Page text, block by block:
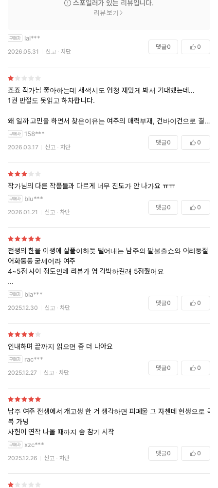
스포일러가 있는 리뷰입니다.
리뷰 보기
lal***
2026.05.31 신고 차단
댓글0 0
죠죠 작가님 좋아하는데 새색시도 엄청 재밌게 봐서 기대했는데...
1권 반절도 못읽고 하차합니다.
왜 일까 고민을 하면서 찾은이유는 여주의 매력부재, 건바이건으로 결론
이 미리 나와서가 아닌가 싶어요.
사건/상황이 있을때 뭔가 상상할수 있는 문체가 아니라 '이래서 그런거야'
라고 결론을 주니까 흥미가 일도 안생기네요..
새색시나 다시읽으로 가야겠어요
158***
2026.03.17 신고 차단
댓글0 0
작가님의 다른 작품들과 다르게 너무 진도가 안 나가요 ㅠㅠ
blu***
2026.01.21 신고 차단
댓글0 0
전생의 한을 이생에 살풀이하듯 털어내는 남주의 팔불출쇼와 어리둥절
어화둥둥 굳세어라 여주
4~5점 사이 정도인데 리뷰가 영 각박하길래 5점줬어요
근데 왜 하인들만 뜬금없이 사투리쓰는거예요? 주인내외랑 말투가다른게
bla***
2025.12.30 신고 차단
댓글0 0
인내하며 끝까지 읽으면 좀 더 나아요
rac***
2025.12.27 신고 차단
댓글0 0
남주 여주 전생에서 개고생 한 거 생각하면 피폐물 그 자첸데 현생으로 극
복 가넝
사헌이 연작 나올 때까지 숨 참기 시작
xzc***
2025.12.26 신고 차단
댓글0 0